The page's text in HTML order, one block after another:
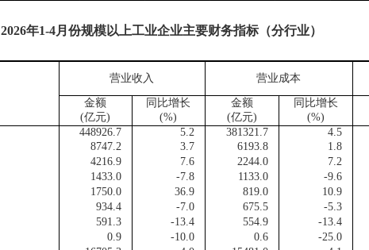
2026年1-4月份规模以上工业企业主要财务指标（分行业）
营业收入 营业成本
金额 同比增长 金额 同比增长
(亿元) (%) (亿元) (%)
448926.7 5.2 381321.7 4.5
8747.2 3.7 6193.8 1.8
4216.9 7.6 2244.0 7.2
1433.0 -7.8 1133.0 -9.6
1750.0 36.9 819.0 10.9
934.4 -7.0 675.5 -5.3
591.3 -13.4 554.9 -13.4
0.9 -10.0 0.6 -25.0